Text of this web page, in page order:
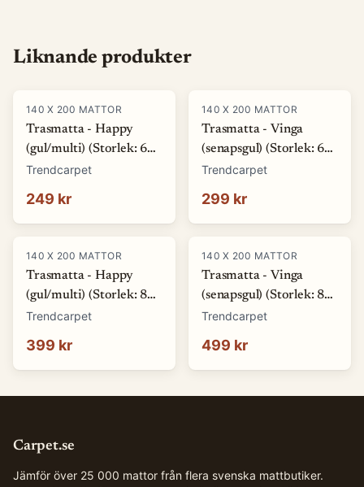
Liknande produkter
140 X 200 MATTOR
Trasmatta - Happy
(gul/multi) (Storlek: 60
x 120 cm)
Trendcarpet
249 kr
140 X 200 MATTOR
Trasmatta - Vinga
(senapsgul) (Storlek: 60
x 120 cm)
Trendcarpet
299 kr
140 X 200 MATTOR
Trasmatta - Happy
(gul/multi) (Storlek: 80
x 150 cm)
Trendcarpet
399 kr
140 X 200 MATTOR
Trasmatta - Vinga
(senapsgul) (Storlek: 80
x 150 cm)
Trendcarpet
499 kr
Carpet.se
Jämför över 25 000 mattor från flera svenska mattbutiker.